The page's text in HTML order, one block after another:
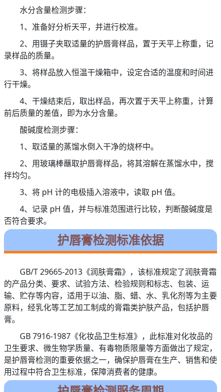
水分含量检测步骤：
1、准备好分析天平，并进行校准。
2、用镊子夹取适量的护唇膏样品，置于天平上称重，记
录样品的质量。
3、将样品放入恒温干燥箱中，设定合适的温度和时间进
行干燥。
4、干燥结束后，取出样品，再次置于天平上称重，计算
前后质量的差值，即为水分含量。
酸碱度检测步骤：
1、取适量的蒸馏水倒入干净的烧杯中。
2、用玻璃棒蘸取护唇膏样品，将其溶解在蒸馏水中，搅
拌均匀。
3、将 pH 计的电极插入溶液中，读取 pH 值。
4、记录 pH 值，并与标准范围进行比较，判断酸碱度是
否符合要求。
护唇膏检测标准依据
GB/T 29665-2013《润肤膏霜》，该标准规定了润肤膏霜
的产品分类、要求、试验方法、检验规则和标志、包装、运
输、贮存等内容，适用于以油、脂、蜡、水、乳化剂等为主要
原料，经乳化等工艺加工制成的膏霜类护肤产品，包括护唇
膏。
GB 7916-1987《化妆品卫生标准》，此标准对化妆品的
卫生要求、微生物学质量、有毒物质限量等方面做出了规定，
是护唇膏检测的重要依据之一，确保护唇膏在生产、销售和使
用过程中符合卫生标准，保障消费者的健康。